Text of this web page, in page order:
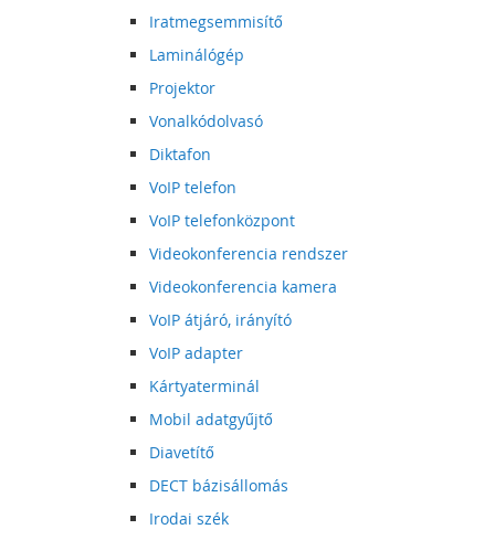
Iratmegsemmisítő
Laminálógép
Projektor
Vonalkódolvasó
Diktafon
VoIP telefon
VoIP telefonközpont
Videokonferencia rendszer
Videokonferencia kamera
VoIP átjáró, irányító
VoIP adapter
Kártyaterminál
Mobil adatgyűjtő
Diavetítő
DECT bázisállomás
Irodai szék